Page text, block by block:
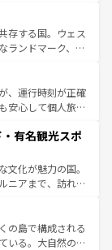
方が可能だ。さ
おり、どの街角に
リ以外の個性あふ
ことがない。ベ
ルプスの絶景、そ
景は必見。ビール
着の
ほしい。
存する国。ウェス
ランドマーク、歴
雅なアフタヌーン
パブ、サッカー観
富。イギリスを旅
、運行時刻が正確
安心して個人旅行
ではのユニークな
町歩きも満喫する
も高いが、旅行
、うまく活用すれ
有名観光スポ
文化が魅力の国。
ニアまで、訪れる
、エンターテイ
。一方、アメリカ
ニオンやイエロー
の島で構成される
いる。大自然の神